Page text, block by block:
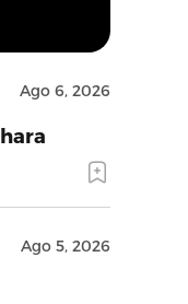
Ago 6, 2026
Ago 5, 2026